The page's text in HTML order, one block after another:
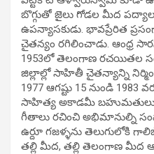
బొగ్గుతో జైలు గోడల మీద
ఉపన్యాసకుడు. భావప్రేరిత
చైతన్యం రగిలించాడు. ఆంధ్ర
1953లో తెలంగాణ రచయితల
జిల్లాల్లో సాహితీ చైతన్యాన్ని
1977 ఆగష్టు 15 నుండి 1983
సాహిత్య అకాడమీ బహుమతులు
గీతాలు రచించి అభిమానుల్ని
ఉర్దూ గజళ్ళను తెలుగులోకి
తల్లి మీద, తల్లి తెలంగాణ మీద